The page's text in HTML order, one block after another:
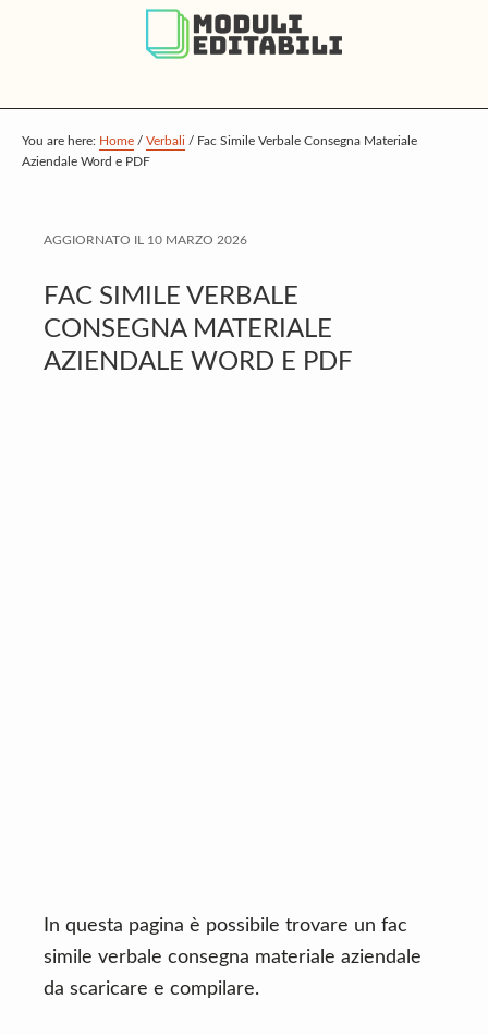
p
t
a
n
c
o
p
t
r
m
a
r
p
t
o
t
e
r
You are here: Home / Verbali / Fac Simile Verbale Consegna Materiale
Aziendale Word e PDF
AGGIORNATO IL 10 MARZO 2026
FAC SIMILE VERBALE
CONSEGNA MATERIALE
AZIENDALE WORD E PDF
In questa pagina è possibile trovare un fac
simile verbale consegna materiale aziendale
da scaricare e compilare.